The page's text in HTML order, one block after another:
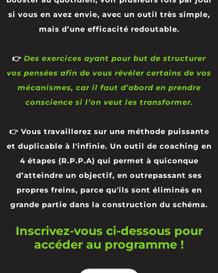
si vous en avez envie, avec un outil très simple,
mais d’une efficacité redoutable.
👉 Des exercices ayant pour but de structurer
vos pensées afin de vous révéler certains de vos
mécanismes, car il faut d’abord en prendre
conscience si l’on veut les transformer.
👉 Vous travaillerez sur une méthode puissante
et duplicable à l'infinie. Un outil de coaching en
4 étapes (R.P.P.A) qui permet à quiconque
d’atteindre un objectif, en outrepassant ses
propres freins, parce qu'ils sont éliminés en
grande partie dans la construction du schéma.
Inscrivez-vous ci-dessous pour
accéder au programme !